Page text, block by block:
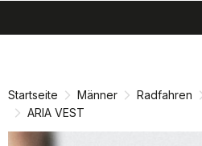
Startseite Männer Radfahren
ARIA VEST